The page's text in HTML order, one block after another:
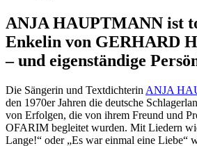
ANJA HAUPTMANN ist
Enkelin von GERHARD
– und eigenständige
Die Sängerin und Textdichterin ANJA
den 1970er Jahren die deutsche
von Erfolgen, die von ihrem Freund und
OFARIM begleitet wurden. Mit Liedern
Lange!“ oder „Es war einmal eine Liebe“